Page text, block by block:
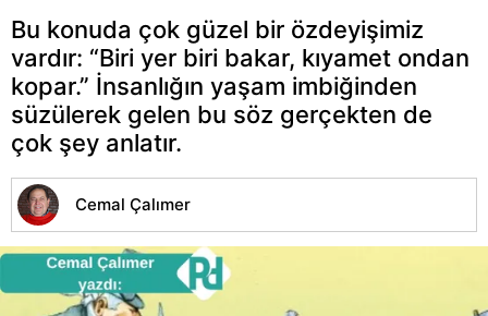
Bu konuda çok güzel bir özdeyişimiz
vardır: “Biri yer biri bakar, kıyamet ondan
kopar.” İnsanlığın yaşam imbiğinden
süzülerek gelen bu söz gerçekten de
çok şey anlatır.
Cemal Çalımer